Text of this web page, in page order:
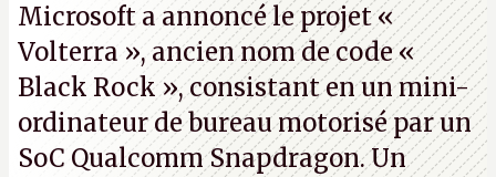
Microsoft a annoncé le projet «
Volterra », ancien nom de code «
Black Rock », consistant en un mini-
ordinateur de bureau motorisé par un
SoC Qualcomm Snapdragon. Un